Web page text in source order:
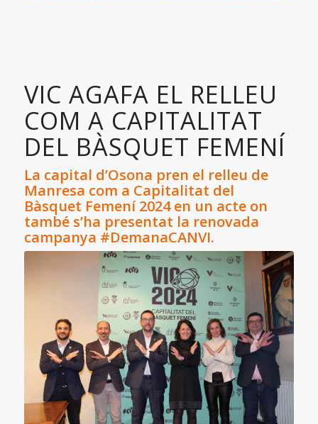
VIC AGAFA EL RELLEU
COM A CAPITALITAT
DEL BÀSQUET FEMENÍ
La capital d’Osona pren el relleu de
Manresa com a Capitalitat del
Bàsquet Femení 2024 en un acte on
també s’ha presentat la renovada
campanya #DemanaCANVI.